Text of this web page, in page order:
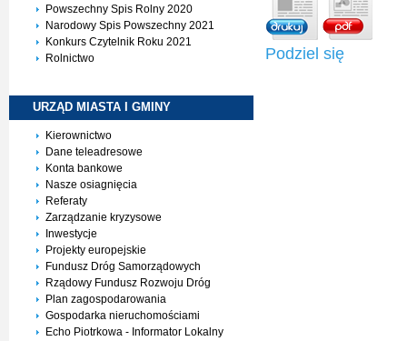
Powszechny Spis Rolny 2020
Narodowy Spis Powszechny 2021
Konkurs Czytelnik Roku 2021
Rolnictwo
URZĄD MIASTA I GMINY
Kierownictwo
Dane teleadresowe
Konta bankowe
Nasze osiagnięcia
Referaty
Zarządzanie kryzysowe
Inwestycje
Projekty europejskie
Fundusz Dróg Samorządowych
Rządowy Fundusz Rozwoju Dróg
Plan zagospodarowania
Gospodarka nieruchomościami
Echo Piotrkowa - Informator Lokalny
Podziel się